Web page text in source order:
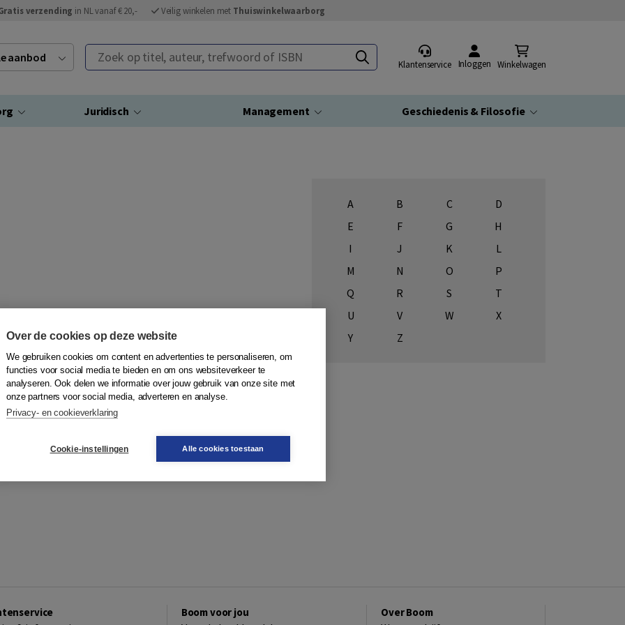
verzending in NL vanaf € 20,- Veilig winkelen met Thuiswinkelwaarborg
aanbod Zoek op titel, auteur, trefwoord of ISBN
Klantenservice Inloggen Winkelwagen
Juridisch Management Geschiedenis & Filosofie
A B C
D
E
F G
H
I
J K
L
M
N O
P
Q
R S
T
U
V W
X
Y
Z
Boom voor jou Over Boom
Over de cookies op deze website
We gebruiken cookies om content en advertenties te personaliseren, om
functies voor social media te bieden en om ons websiteverkeer te
analyseren. Ook delen we informatie over jouw gebruik van onze site met
onze partners voor social media, adverteren en analyse.
Privacy- en cookieverklaring
Cookie-instellingen Alle cookies toestaan